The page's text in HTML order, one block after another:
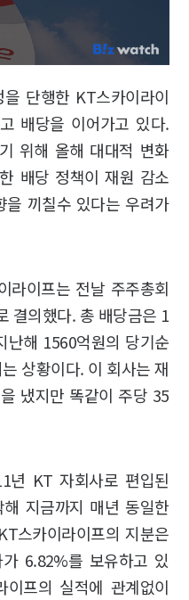
단행한 KT스카이라이
배당을 이어가고 있다.
위해 올해 대대적 변화
배당 정책이 재원 감소
끼칠수 있다는 우려가
라이프는 전날 주주총회
결의했다. 총 배당금은 1
난해 1560억원의 당기순
상황이다. 이 회사는 재
냈지만 똑같이 주당 35
년 KT 자회사로 편입된
지금까지 매년 동일한
스카이라이프의 지분은
6.82%를 보유하고 있
프의 실적에 관계없이